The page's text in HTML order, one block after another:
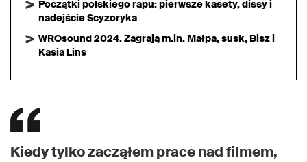
Początki polskiego rapu: pierwsze kasety, dissy i
nadejście Scyzoryka
WROsound 2024. Zagrają m.in. Małpa, susk, Bisz i
Kasia Lins
Kiedy tylko zacząłem prace nad filmem,